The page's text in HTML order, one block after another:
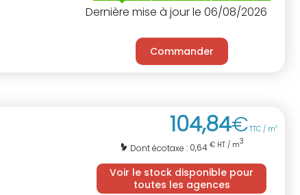
Dernière mise à jour le 06/08/2026
Commander
104,84€TTC / m3
Dont écotaxe : 0,64 € HT / m3
Voir le stock disponible pour
toutes les agences